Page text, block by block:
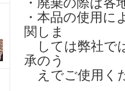
・廃棄の際は
・本品の使用
関しま
しては弊社で
承のう
えでご使用く